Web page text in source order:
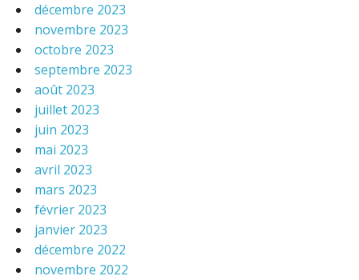
décembre 2023
novembre 2023
octobre 2023
septembre 2023
août 2023
juillet 2023
juin 2023
mai 2023
avril 2023
mars 2023
février 2023
janvier 2023
décembre 2022
novembre 2022